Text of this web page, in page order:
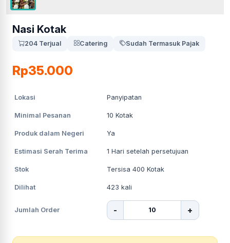
Nasi Kotak
204 Terjual Catering Sudah Termasuk Pajak
Rp35.000
Lokasi Panyipatan
Minimal Pesanan 10 Kotak
Produk dalam Negeri Ya
Estimasi Serah Terima 1 Hari setelah persetujuan
Stok Tersisa 400 Kotak
Dilihat 423 kali
Jumlah Order - +